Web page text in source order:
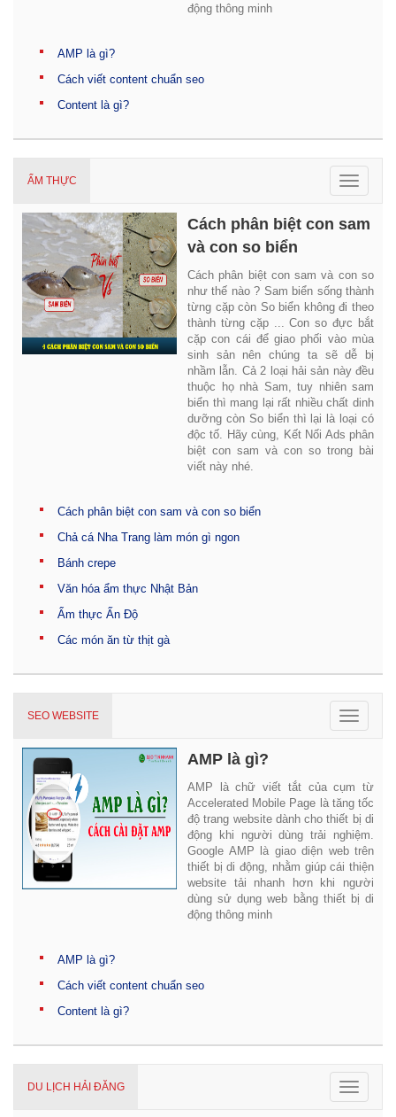
động thông minh
AMP là gì?
Cách viết content chuẩn seo
Content là gì?
Toggle
ẨM THỰC
Cách phân biệt con sam
và con so biển
Cách phân biệt con sam và con so
như thế nào ? Sam biển sống thành
từng cặp còn So biển không đi theo
thành từng cặp ... Con so đực bắt
cặp con cái để giao phối vào mùa
sinh sản nên chúng ta sẽ dễ bị
nhầm lẫn. Cả 2 loại hải sản này đều
thuộc họ nhà Sam, tuy nhiên sam
biển thì mang lại rất nhiều chất dinh
dưỡng còn So biển thì lại là loại có
độc tố. Hãy cùng, Kết Nối Ads phân
biệt con sam và con so trong bài
viết này nhé.
Cách phân biệt con sam và con so biển
Chả cá Nha Trang làm món gì ngon
Bánh crepe
Văn hóa ẩm thực Nhật Bản
Ẩm thực Ấn Độ
Các món ăn từ thịt gà
Toggle
SEO WEBSITE
AMP là gì?
AMP là chữ viết tắt của cụm từ
Accelerated Mobile Page là tăng tốc
độ trang website dành cho thiết bị di
động khi người dùng trải nghiệm.
Google AMP là giao diện web trên
thiết bị di động, nhằm giúp cái thiện
website tải nhanh hơn khi người
dùng sử dụng web bằng thiết bị di
động thông minh
AMP là gì?
Cách viết content chuẩn seo
Content là gì?
Toggle
DU LỊCH HẢI ĐĂNG